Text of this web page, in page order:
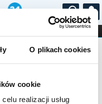
O plikach cookies
cookie
realizacji usług
...
STAND-UP
na wydarzenie